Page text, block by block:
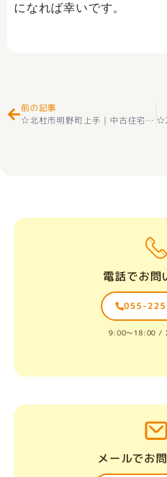
になれば幸いです。
前の記事
☆北杜市明野町上手｜中古住宅（2SLDK）販売スタート！
電話でお問
055-
9:00〜18:00 /
メールでお